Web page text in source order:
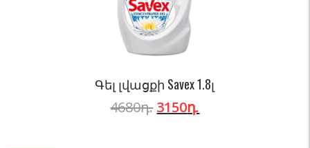
Գել լվացքի Savex 1.8լ
4680դ. 3150դ.